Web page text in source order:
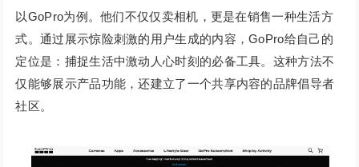
以GoPro为例。他们不仅仅卖相机，更是在销售一种生活方
式。通过展示惊险刺激的用户生成的内容，GoPro给自己的
定位是：捕捉生活中激动人心时刻的必备工具。这种方法不
仅能够展示产品功能，还建立了一个共享内容的品牌倡导者
社区。